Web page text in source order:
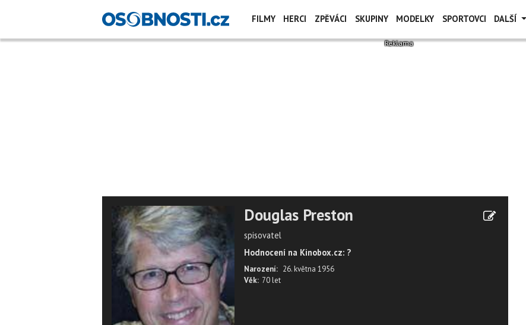
FILMY HERCI ZPĚVÁCI SKUPINY MODELKY SPORTOVCI DALŠÍ
Douglas Preston
spisovatel
Hodnocení na Kinobox.cz: ?
Narození: 26. května 1956
Věk: 70 let